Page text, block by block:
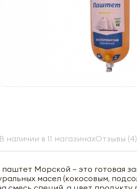
В наличии в 11 магазинахОтзывы (4)
Морской – это готовая
масел (кокосовым,